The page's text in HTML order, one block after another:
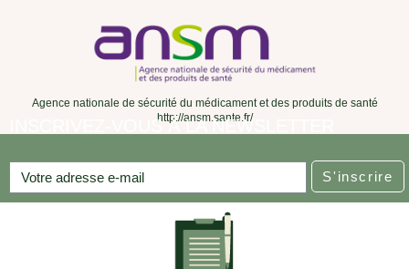
Agence nationale de sécurité du médicament et des produits de santé
http://ansm.sante.fr/
INSCRIVEZ-VOUS À LA NEWSLETTER
S'inscrire